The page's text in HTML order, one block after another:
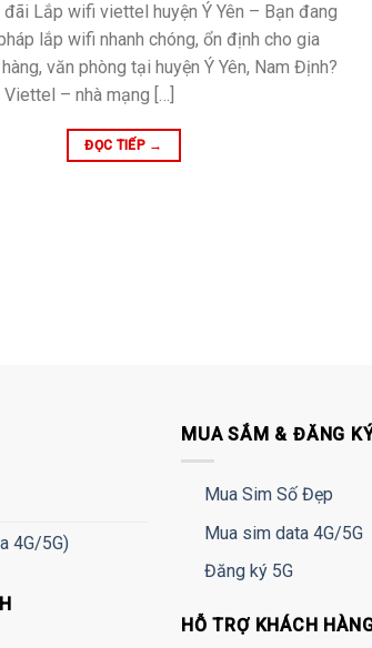
đãi Lắp wifi viettel huyện Ý Yên – Bạn đang
lắp wifi nhanh chóng, ổn định cho gia
văn phòng tại huyện Ý Yên, Nam Định?
Viettel – nhà mạng […]
ĐỌC TIẾP →
4G/5G)
MUA SẮM & ĐĂNG
Mua Sim Số Đẹp
Mua sim data 4G/5G
Đăng ký 5G
HỖ TRỢ KHÁCH